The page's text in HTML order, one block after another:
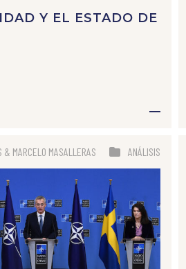
Y EL ESTADO DE
& MARCELO MASALLERAS ANÁLISIS